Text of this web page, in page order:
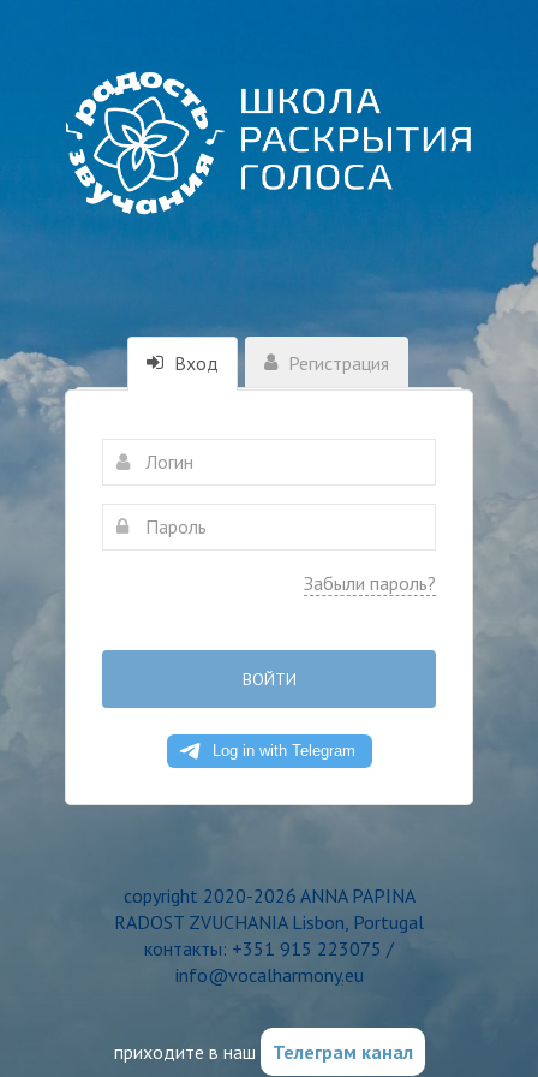
Вход Регистрация
Забыли пароль?
ВОЙТИ
copyright 2020-2026 ANNA PAPINA
RADOST ZVUCHANIA Lisbon, Portugal
контакты: +351 915 223075 /
info@vocalharmony.eu
приходите в наш Телеграм канал